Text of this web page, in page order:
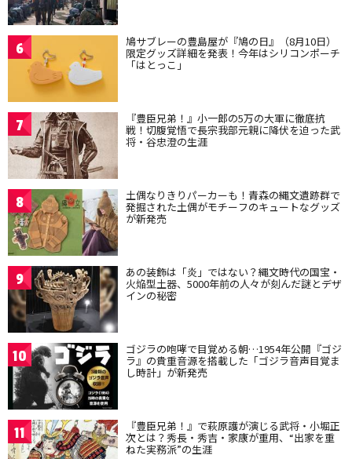
6 鳩サブレーの豊島屋が『鳩の日』（8月10日）
限定グッズ詳細を発表！今年はシリコンポーチ
「はとっこ」
7 『豊臣兄弟！』小一郎の5万の大軍に徹底抗
戦！切腹覚悟で長宗我部元親に降伏を迫った武
将・谷忠澄の生涯
8 土偶なりきりパーカーも！青森の縄文遺跡群で
発掘された土偶がモチーフのキュートなグッズ
が新発売
9 あの装飾は「炎」ではない？縄文時代の国宝・
火焔型土器、5000年前の人々が刻んだ謎とデザ
インの秘密
10 ゴジラの咆哮で目覚める朝…1954年公開『ゴジ
ラ』の貴重音源を搭載した「ゴジラ音声目覚ま
し時計」が新発売
11 『豊臣兄弟！』で萩原護が演じる武将・小堀正
次とは？秀長・秀吉・家康が重用、“出家を重
ねた実務派”の生涯